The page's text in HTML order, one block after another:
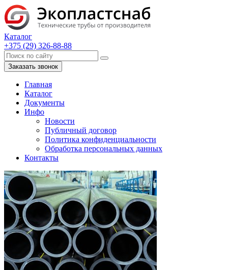
Каталог
+375 (29) 326-88-88
Заказать звонок
Главная
Каталог
Документы
Инфо
Новости
Публичный договор
Политика конфиденциальности
Обработка персональных данных
Контакты